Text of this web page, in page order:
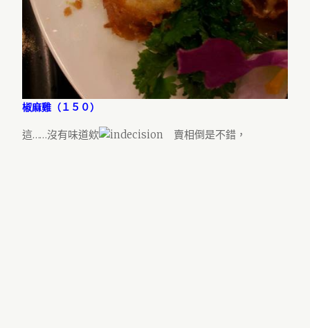
椒麻雞（１５０）
這……沒有味道欸 賣相倒是不錯，